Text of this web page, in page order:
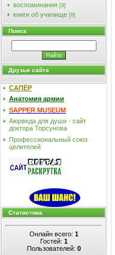
воспоминания [9]
книги об училище [8]
Поиск
Друзья сайта
САПЁР
Анатомия армии
SAPPER MUSEUM
Аюрведа для души - сайт
доктора Торсунова
Профессиональный союз
целителей
Статистика
Онлайн всего: 1
Гостей: 1
Пользователей: 0